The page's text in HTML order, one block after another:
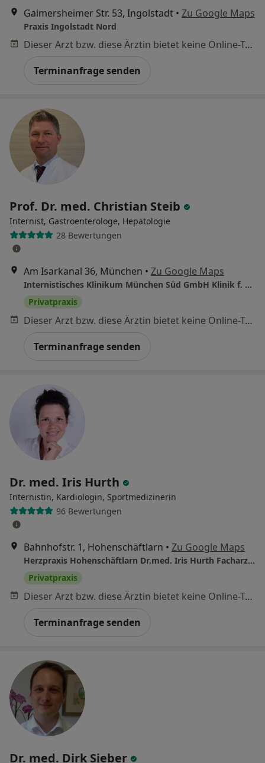
Gaimersheimer Str. 53, Ingolstadt • Zu Google Maps
Praxis Ingolstadt Nord
Dieser Arzt bzw. diese Ärztin bietet keine Online-Terminbuchung an diesem Standort an.
Terminanfrage senden
Prof. Dr. med. Christian Steib
Internist, Gastroenterologe, Hepatologie
28 Bewertungen
Am Isarkanal 36, München • Zu Google Maps
Internistisches Klinikum München Süd GmbH Klinik f. Allg. Innere Medizin und Gastroenterologie
Privatpraxis
Dieser Arzt bzw. diese Ärztin bietet keine Online-Terminbuchung an diesem Standort an.
Terminanfrage senden
Dr. med. Iris Hurth
Internistin, Kardiologin, Sportmedizinerin
96 Bewertungen
Bahnhofstr. 1, Hohenschäftlarn • Zu Google Maps
Herzpraxis Hohenschäftlarn Dr.med. Iris Hurth Facharzt für Innere Medizin und Kardiologie
Privatpraxis
Dieser Arzt bzw. diese Ärztin bietet keine Online-Terminbuchung an diesem Standort an.
Terminanfrage senden
Dr. med. Dirk Sieber